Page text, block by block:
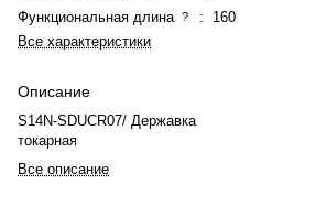
Функциональная длина ? :
160
Все характеристики
Описание
S14N-SDUCR07/ Державка
токарная
Все описание